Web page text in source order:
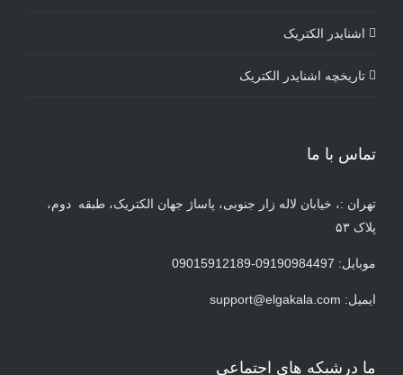
اشنایدر الکتریک
تاریخچه اشنایدر الکتریک
تماس با ما
تهران :، خیابان لاله زار جنوبی، پاساژ جهان الکتریک، طبقه دوم،
پلاک ۵۳
موبایل: 09190984497-09015912189
ایمیل: support@elgakala.com
ما درشبکه های اجتماعی